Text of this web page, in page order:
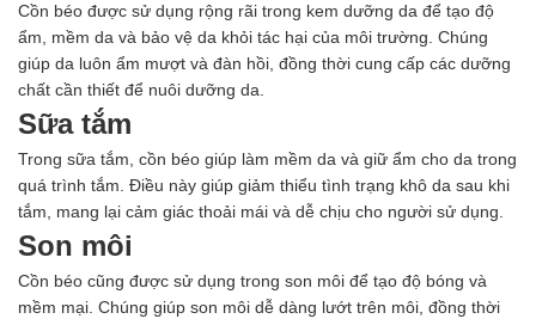
Cồn béo được sử dụng rộng rãi trong kem dưỡng da để tạo độ
ẩm, mềm da và bảo vệ da khỏi tác hại của môi trường. Chúng
giúp da luôn ẩm mượt và đàn hồi, đồng thời cung cấp các dưỡng
chất cần thiết để nuôi dưỡng da.
Sữa tắm
Trong sữa tắm, cồn béo giúp làm mềm da và giữ ẩm cho da trong
quá trình tắm. Điều này giúp giảm thiểu tình trạng khô da sau khi
tắm, mang lại cảm giác thoải mái và dễ chịu cho người sử dụng.
Son môi
Cồn béo cũng được sử dụng trong son môi để tạo độ bóng và
mềm mại. Chúng giúp son môi dễ dàng lướt trên môi, đồng thời